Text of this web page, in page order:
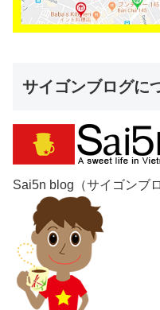
サイゴンブログに
Sai5n blog（サイゴンブ